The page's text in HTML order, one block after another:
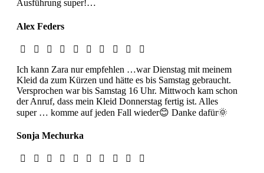
Ausführung super!…
Alex Feders
Ich kann Zara nur empfehlen …war Dienstag mit meinem
Kleid da zum Kürzen und hätte es bis Samstag gebraucht.
Versprochen war bis Samstag 16 Uhr. Mittwoch kam schon
der Anruf, dass mein Kleid Donnerstag fertig ist. Alles
super … komme auf jeden Fall wieder😊 Danke dafür🌞
Sonja Mechurka